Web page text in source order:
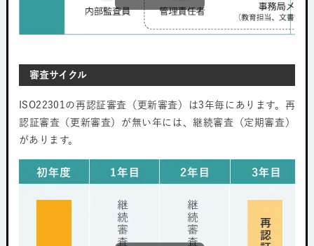
審査サイクル
ISO22301の再認証審査（更新審査）は3年毎にあります。再
認証審査（更新審査）が無い年には、継続審査（定期審査）
があります。